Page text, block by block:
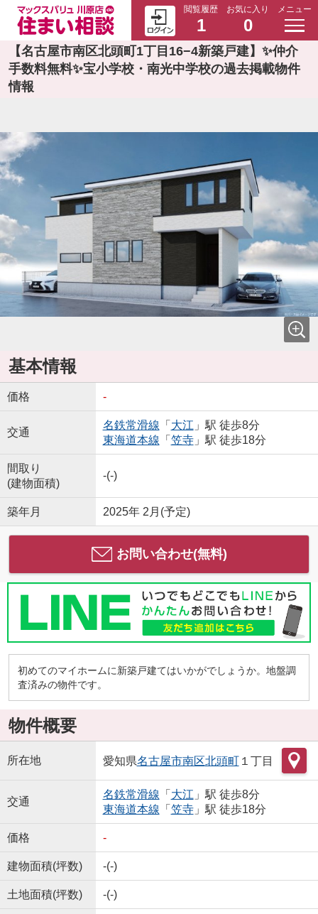
閲覧履歴
1
お気に入り
0
メニュー
【名古屋市南区北頭町1丁目16−4新築戸建】✨️仲介
手数料無料✨️宝小学校・南光中学校の過去掲載物件
情報
基本情報
価格 -
交通
名鉄常滑線 「 大江 」駅 徒歩8分
東海道本線 「 笠寺」駅 徒歩18分
間取り
(建物面積)
-(-)
築年月 2025年 2月(予定)
お問い合わせ(無料)
初めてのマイホームに新築戸建てはいかがでしょうか。地盤調
査済みの物件です。
物件概要
所在地 愛知県名古屋市南区北頭町１丁目
交通
名鉄常滑線 「 大江 」駅 徒歩8分
東海道本線 「 笠寺」駅 徒歩18分
価格 -
建物面積(坪数) -(-)
土地面積(坪数) -(-)